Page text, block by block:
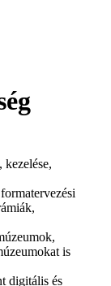
is
digitális és